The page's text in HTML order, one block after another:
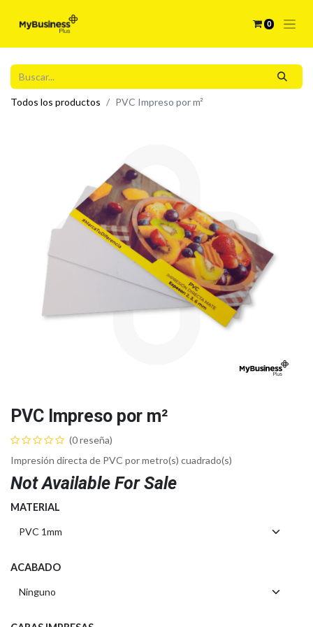
0
Todos los productos PVC Impreso por m²
PVC Impreso por m²
(0 reseña)
Impresión directa de PVC por metro(s) cuadrado(s)
Not Available For Sale
MATERIAL
ACABADO